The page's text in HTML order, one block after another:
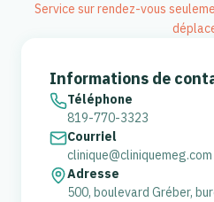
Service sur rendez-vous
Informations de
Téléphone
819-770-3323
Courriel
clinique@cliniquemeg.com
Adresse
500, boulevard Gréber,